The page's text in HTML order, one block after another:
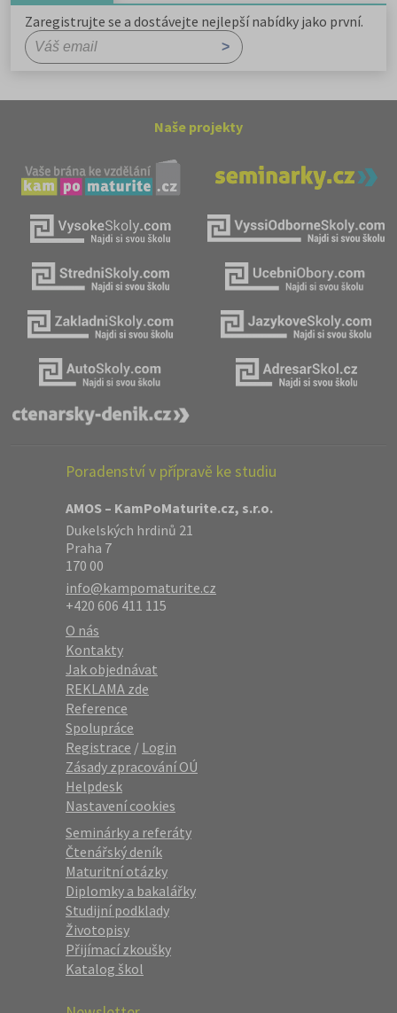
Zaregistrujte se a dostávejte nejlepší nabídky jako první.
Naše projekty
Poradenství v přípravě ke studiu
AMOS – KamPoMaturite.cz, s.r.o.
Dukelských hrdinů 21
Praha 7
170 00
info@kampomaturite.cz
+420 606 411 115
O nás
Kontakty
Jak objednávat
REKLAMA zde
Reference
Spolupráce
Registrace / Login
Zásady zpracování OÚ
Helpdesk
Nastavení cookies
Seminárky a referáty
Čtenářský deník
Maturitní otázky
Diplomky a bakalářky
Studijní podklady
Životopisy
Přijímací zkoušky
Katalog škol